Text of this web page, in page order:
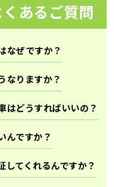
あるご質問
なぜですか？
なりますか？
はどうすればいいの？
んですか？
してくれるんですか？